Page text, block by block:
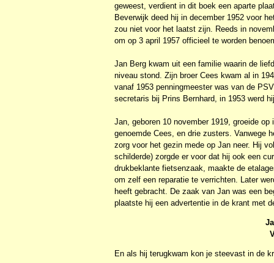
geweest, verdient in dit boek een aparte
Beverwijk deed hij in december 1952 voor
zou niet voor het laatst zijn. Reeds in
om op 3 april 1957 officieel te worden
Jan Berg kwam uit een familie waarin de
niveau stond. Zijn broer Cees kwam al in
vanaf 1953 penningmeester was van de
secretaris bij Prins Bernhard, in 1953 werd
Jan, geboren 10 november 1919, groeide
genoemde Cees, en drie zusters. Vanwege
zorg voor het gezin mede op Jan neer. Hij
schilderde) zorgde er voor dat hij ook een
drukbeklante fietsenzaak, maakte de
om zelf een reparatie te verrichten. Later
heeft gebracht. De zaak van Jan was een
plaatste hij een advertentie in de krant met
En als hij terugkwam kon je steevast in de